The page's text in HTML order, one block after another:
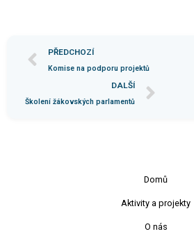
PŘEDCHOZÍ
Komise na podporu projektů
DALŠÍ
Školení žákovských parlamentů
Domů
Aktivity a projekty
O nás